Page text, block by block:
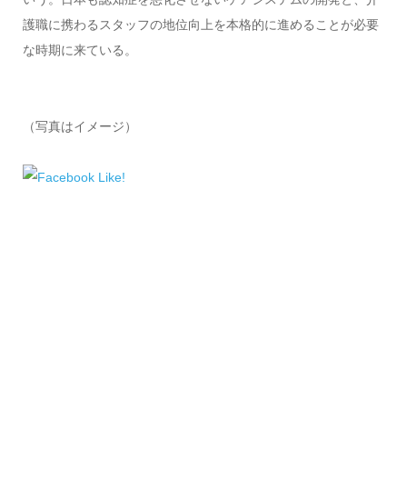
護職に携わるスタッフの地位向上を本格的に進めることが必要
な時期に来ている。
（写真はイメージ）